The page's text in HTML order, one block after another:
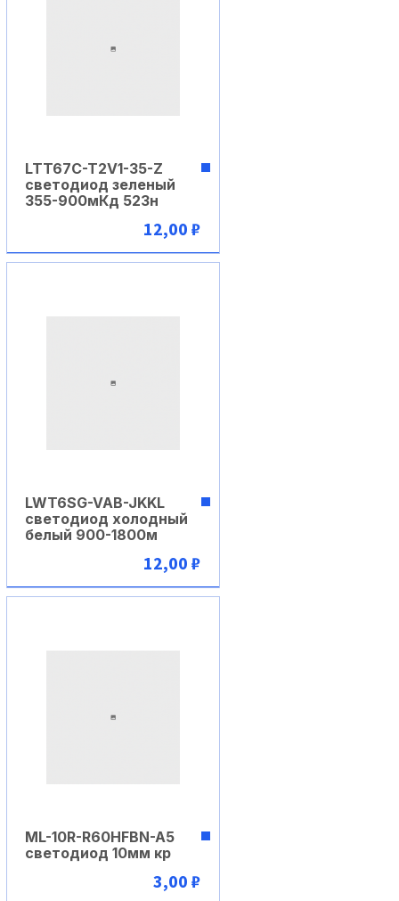
В корзину
LTT67C-T2V1-35-Z
светодиод зеленый
355-900мКд 523н
12,00 ₽
В корзину
LWT6SG-VAB-JKKL
светодиод холодный
белый 900-1800м
12,00 ₽
ML-10R-R60HFBN-A5
светодиод 10мм кр
3,00 ₽